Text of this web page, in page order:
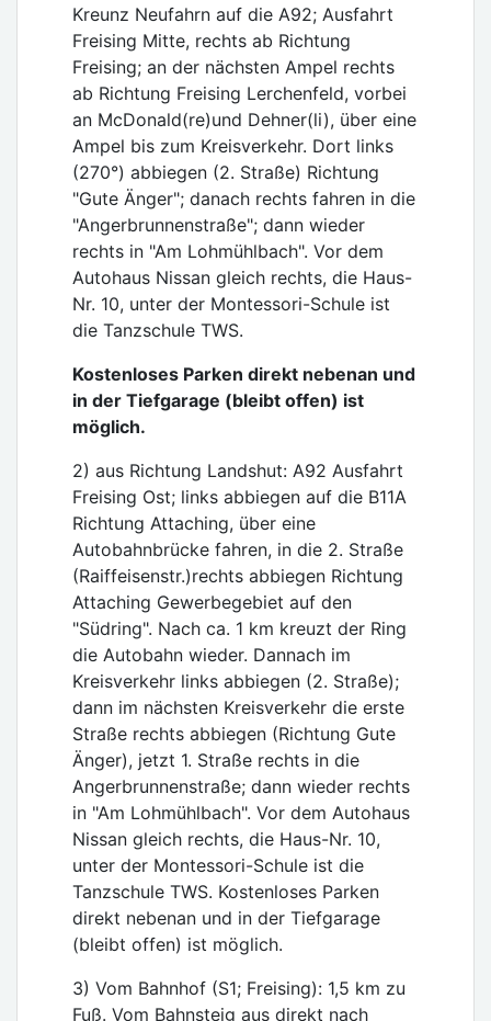
Kreunz Neufahrn auf die A92; Ausfahrt
Freising Mitte, rechts ab Richtung
Freising; an der nächsten Ampel rechts
ab Richtung Freising Lerchenfeld, vorbei
an McDonald(re)und Dehner(li), über eine
Ampel bis zum Kreisverkehr. Dort links
(270°) abbiegen (2. Straße) Richtung
"Gute Änger"; danach rechts fahren in die
"Angerbrunnenstraße"; dann wieder
rechts in "Am Lohmühlbach". Vor dem
Autohaus Nissan gleich rechts, die Haus-
Nr. 10, unter der Montessori-Schule ist
die Tanzschule TWS.
Kostenloses Parken direkt nebenan und
in der Tiefgarage (bleibt offen) ist
möglich.
2) aus Richtung Landshut: A92 Ausfahrt
Freising Ost; links abbiegen auf die B11A
Richtung Attaching, über eine
Autobahnbrücke fahren, in die 2. Straße
(Raiffeisenstr.)rechts abbiegen Richtung
Attaching Gewerbegebiet auf den
"Südring". Nach ca. 1 km kreuzt der Ring
die Autobahn wieder. Dannach im
Kreisverkehr links abbiegen (2. Straße);
dann im nächsten Kreisverkehr die erste
Straße rechts abbiegen (Richtung Gute
Änger), jetzt 1. Straße rechts in die
Angerbrunnenstraße; dann wieder rechts
in "Am Lohmühlbach". Vor dem Autohaus
Nissan gleich rechts, die Haus-Nr. 10,
unter der Montessori-Schule ist die
Tanzschule TWS. Kostenloses Parken
direkt nebenan und in der Tiefgarage
(bleibt offen) ist möglich.
3) Vom Bahnhof (S1; Freising): 1,5 km zu
Fuß. Vom Bahnsteig aus direkt nach